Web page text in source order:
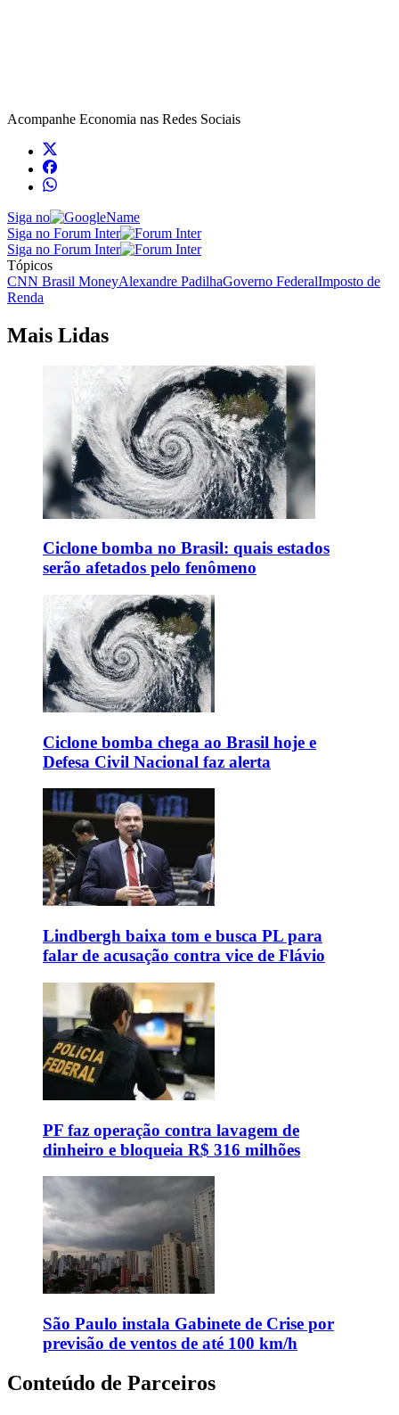
Acompanhe Economia nas Redes Sociais
Siga no
Siga no Forum Inter
Siga no Forum Inter
Tópicos
CNN Brasil MoneyAlexandre PadilhaGoverno FederalImposto de
Renda
Mais Lidas
Ciclone bomba no Brasil: quais estados
serão afetados pelo fenômeno
Ciclone bomba chega ao Brasil hoje e
Defesa Civil Nacional faz alerta
Lindbergh baixa tom e busca PL para
falar de acusação contra vice de Flávio
PF faz operação contra lavagem de
dinheiro e bloqueia R$ 316 milhões
São Paulo instala Gabinete de Crise por
previsão de ventos de até 100 km/h
Conteúdo de Parceiros